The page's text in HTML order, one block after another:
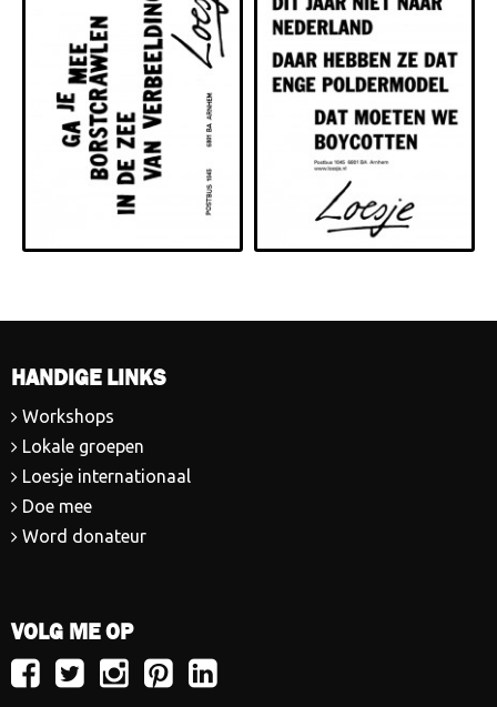
HANDIGE LINKS
Workshops
Lokale groepen
Loesje internationaal
Doe mee
Word donateur
VOLG ME OP
VolgVolgVolgVolgVolg